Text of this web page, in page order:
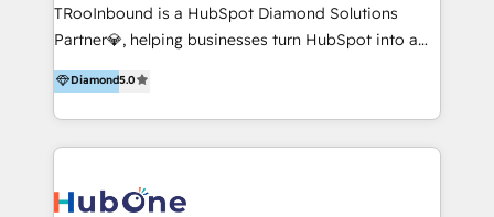
TRooInbound is a HubSpot Diamond Solutions
Partner💎, helping businesses turn HubSpot into a
scalable growth engine. We work with startups, mid-
market, and enterprise teams to maximize
HubSpot’s full potential through: 💎HubSpot Audits,
Management & Optimization 💎RevOps-powered
Brand Development, Growth Strategy, AI SEO &
Diamond5.0